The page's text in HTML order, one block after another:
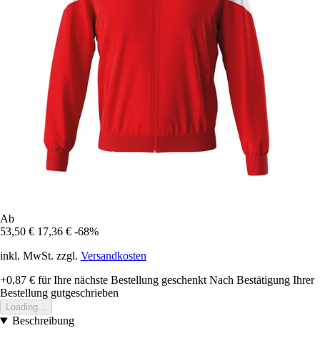
Ab
53,50 € 17,36 € -68%
inkl. MwSt. zzgl. Versandkosten
+0,87 € für Ihre nächste Bestellung geschenkt Nach Bestätigung Ihrer
Bestellung gutgeschrieben
Loading...
Beschreibung